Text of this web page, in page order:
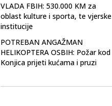
VLADA FBIH: 530.000 KM za
oblast kulture i sporta, te vjerske
institucije
POTREBAN ANGAŽMAN
HELIKOPTERA OSBIH: Požar kod
Konjica prijeti kućama i pruzi